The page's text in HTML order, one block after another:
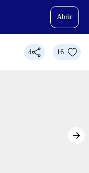
Abrir
4 16